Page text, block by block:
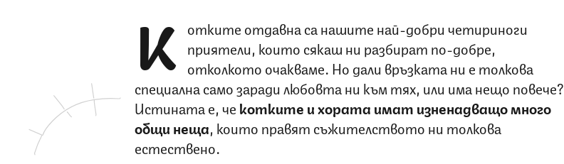
К отките отдавна са нашите най-добри четириноги
приятели, които сякаш ни разбират по-добре,
отколкото очакваме. Но дали връзката ни е толкова
специална само заради любовта ни към тях, или има нещо повече?
Истината е, че котките и хората имат изненадващо много
общи неща, които правят съжителството ни толкова
естествено.